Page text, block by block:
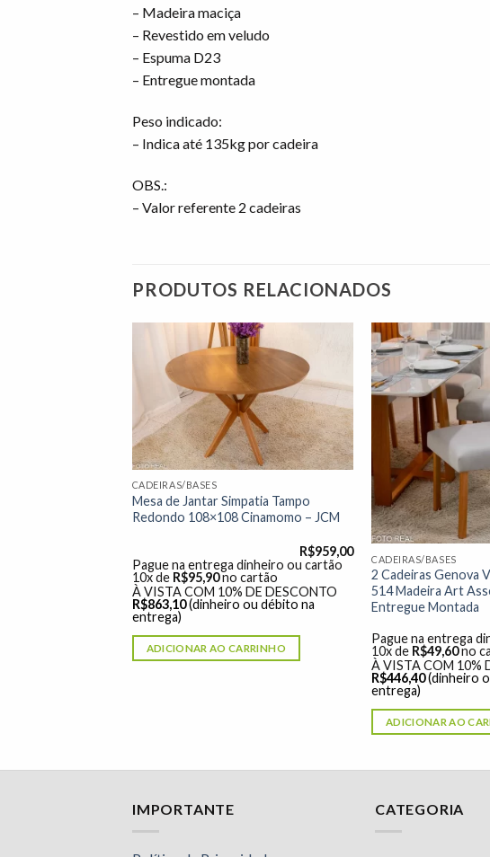
– Madeira maciça
– Revestido em veludo
– Espuma D23
– Entregue montada
Peso indicado:
– Indica até 135kg por cadeira
OBS.:
– Valor referente 2 cadeiras
PRODUTOS RELACIONADOS
Adicionar
à lista de
desejos"
CADEIRAS/BASES
Mesa de Jantar Simpatia Tampo
Redondo 108×108 Cinamomo – JCM
R$959,00
Pague na entrega dinheiro ou cartão
10x de R$95,90no cartão
À VISTA COM 10% DE DESCONTO
R$863,10(dinheiro ou débito na
entrega)
ADICIONAR AO CARRINHO
CADEIRAS/BASES
2 Cadeiras Genova
514 Madeira Art
Entregue Montada
Pague na entrega
10x de R$49,60no
À VISTA COM 10%
R$446,40(dinheiro
entrega)
ADICIONAR AO
IMPORTANTE CATEGORIA
para responder às suas perguntas. Pergunte-